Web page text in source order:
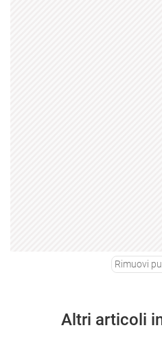
Rimuovi
Altri articoli